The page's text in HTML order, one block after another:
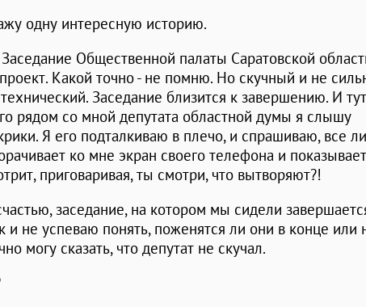
одну интересную историю.
Общественной палаты Саратовской
Какой точно - не помню. Но скучный и не
Заседание близится к завершению. И
рядом со мной депутата областной думы я слышу
Я его подталкиваю в плечо, и спрашиваю, все ли
ко мне экран своего телефона и показывает
приговаривая, ты смотри, что вытворяют?!
заседание, на котором мы сидели
и не успеваю понять, поженятся ли они в конце или
могу сказать, что депутат не скучал.